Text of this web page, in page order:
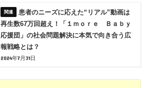
患者のニーズに応えた“リアル”動画は
再生数67万回超え！「１ｍｏｒｅ Ｂａｂｙ
応援団」の社会問題解決に本気で向き合う広
報戦略とは？
2024年7月31日